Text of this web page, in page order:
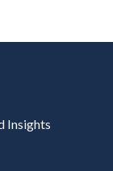
Insights